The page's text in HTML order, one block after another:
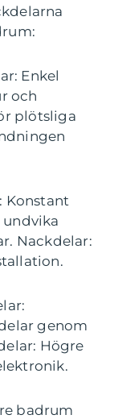
Enkel
och
plötsliga
Konstant
Nackdelar:
genom
Högre
badrum